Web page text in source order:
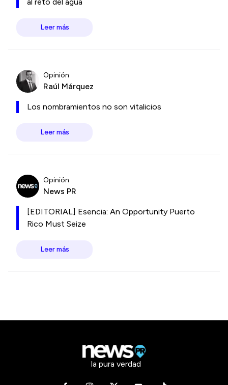
Leer más
Opinión
Raúl Márquez
Los nombramientos no son vitalicios
Leer más
Opinión
News PR
[EDITORIAL] Esencia: An Opportunity Puerto
Rico Must Seize
Leer más
la pura verdad